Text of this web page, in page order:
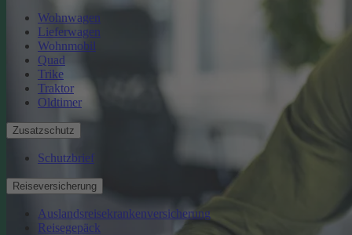
Wohnwagen
Lieferwagen
Wohnmobil
Quad
Trike
Traktor
Oldtimer
Zusatzschutz
Schutzbrief
Reiseversicherung
Auslandsreisekrankenversicherung
Reisegepäck